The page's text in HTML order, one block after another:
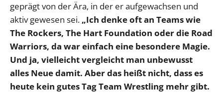
geprägt von der Ära, in der er aufgewachsen und
aktiv gewesen sei. „Ich denke oft an Teams wie
The Rockers, The Hart Foundation oder die Road
Warriors, da war einfach eine besondere Magie.
Und ja, vielleicht vergleicht man unbewusst
alles Neue damit. Aber das heißt nicht, dass es
heute kein gutes Tag Team Wrestling mehr gibt.